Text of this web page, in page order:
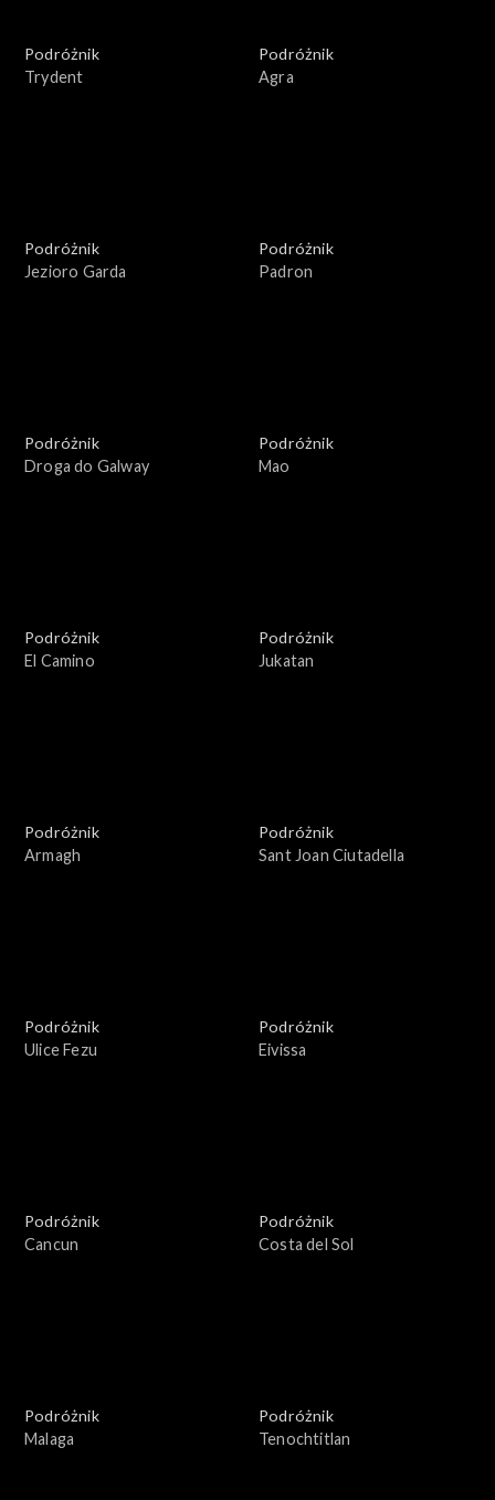
Podróżnik
Trydent
Podróżnik
Agra
Podróżnik
Jezioro Garda
Podróżnik
Padron
Podróżnik
Droga do Galway
Podróżnik
Mao
Podróżnik
El Camino
Podróżnik
Jukatan
Podróżnik
Armagh
Podróżnik
Sant Joan Ciutadella
Podróżnik
Ulice Fezu
Podróżnik
Eivissa
Podróżnik
Cancun
Podróżnik
Costa del Sol
Podróżnik
Malaga
Podróżnik
Tenochtitlan